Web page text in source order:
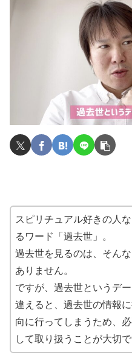
スピリチュアル好きの人
るワード「過去世」。
過去世を見るのは、そん
ありません。
ですが、過去世というデ
違えると、過去世の情報
向に行ってしまうため、
して取り扱うことが大切で